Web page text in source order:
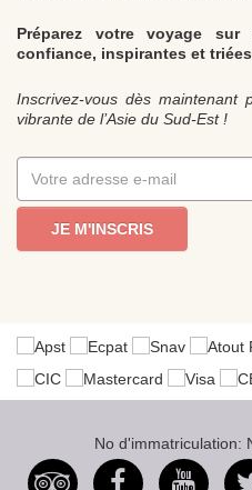
Préparez votre voyage
confiance, inspirantes et
Inscrivez-vous dès maintenant
vibrante de l’Asie du Sud-Est !
JE M'INSCRIS
No d'immatriculation: